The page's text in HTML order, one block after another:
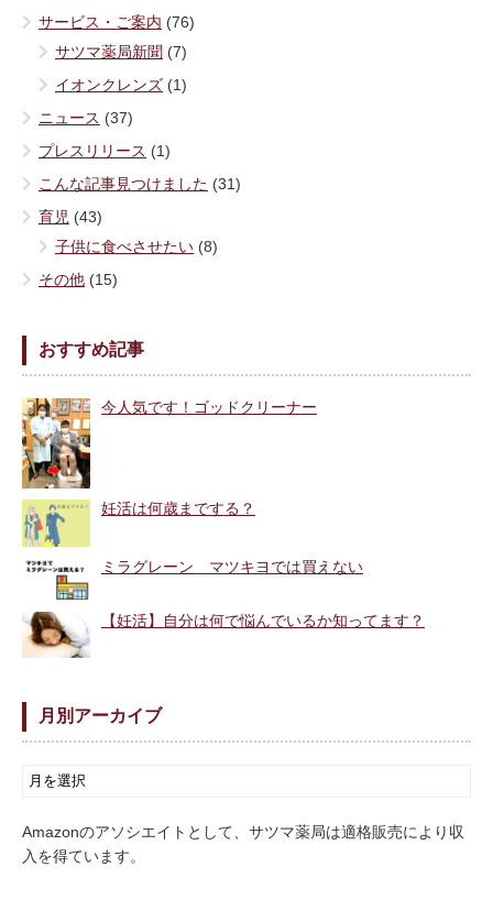
サービス・ご案内 (76)
サツマ薬局新聞 (7)
イオンクレンズ (1)
ニュース (37)
プレスリリース (1)
こんな記事見つけました (31)
育児 (43)
子供に食べさせたい (8)
その他 (15)
おすすめ記事
今人気です！ゴッドクリーナー
妊活は何歳までする？
ミラグレーン マツキヨでは買えない
【妊活】自分は何で悩んでいるか知ってます？
月別アーカイブ
Amazonのアソシエイトとして、サツマ薬局は適格販売により収
入を得ています。